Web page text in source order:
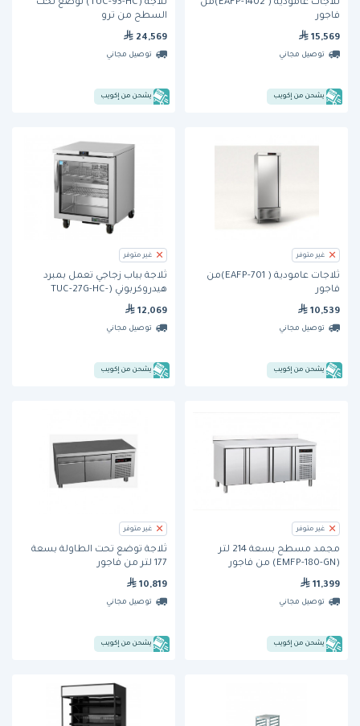
ثلاجات عامودية ( EAFP-1402)من
فاجور
15,569
توصيل مجاني
يشحن من إكويب
ثلاجة (TUC-93-HC) تُوضع تحت
السطح من ترو
24,569
توصيل مجاني
يشحن من إكويب
غير متوفر
ثلاجات عامودية ( EAFP-701)من
فاجور
10,539
توصيل مجاني
يشحن من إكويب
غير متوفر
ثلاجة بباب زجاجي تعمل بمبرد
هيدروكربوني (TUC-27G-HC-
12,069
توصيل مجاني
يشحن من إكويب
غير متوفر
مجمد مسطح بسعة 214 لتر
(EMFP-180-GN) من فاجور
11,399
توصيل مجاني
يشحن من إكويب
غير متوفر
ثلاجة توضع تحت الطاولة بسعة
177 لتر من فاجور
10,819
توصيل مجاني
يشحن من إكويب